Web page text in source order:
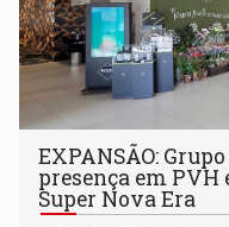
EXPANSÃO:
presença em
Super Nova Era